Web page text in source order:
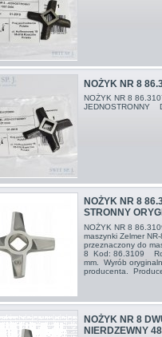
NOŻYK NR 8
NOŻYK NR 8
JEDNOSTRONNY
NOŻYK NR 8
STRONNY
NOŻYK NR 8
maszynki Zelmer
przeznaczony do
8 Kod: 86.3109
mm. Wyrób
producenta.
NOŻYK NR 8
NIERDZEWNY